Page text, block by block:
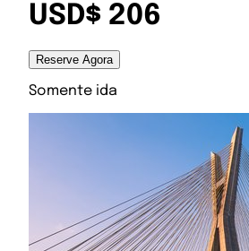
USD$ 206
Reserve Agora
Somente ida